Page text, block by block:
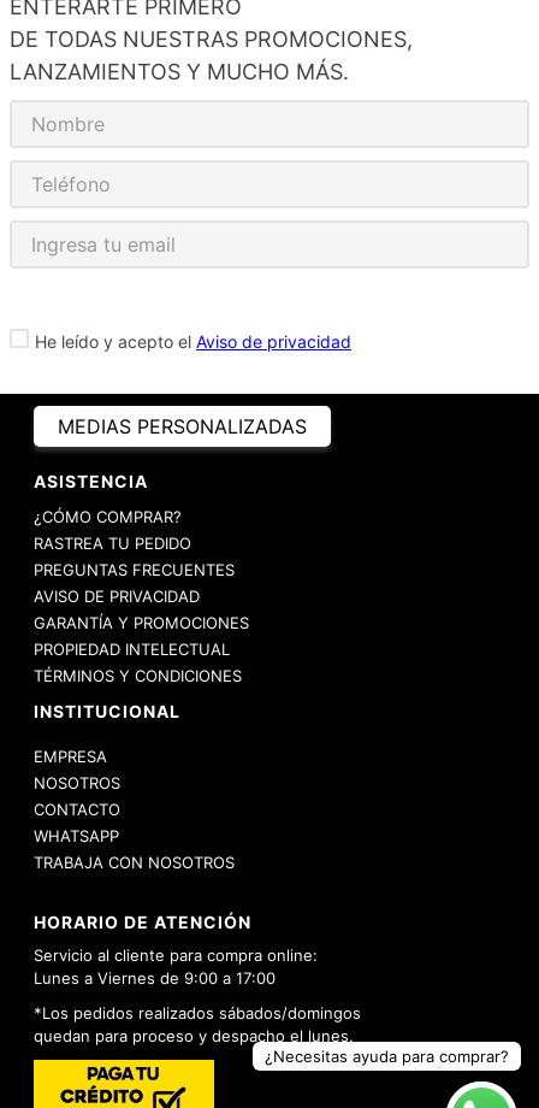
¿Necesitas ayuda para comprar?
ENTERARTE PRIMERO
DE TODAS NUESTRAS PROMOCIONES,
LANZAMIENTOS Y MUCHO MÁS.
He leído y acepto el Aviso de privacidad
MEDIAS PERSONALIZADAS
ASISTENCIA
¿CÓMO COMPRAR?
RASTREA TU PEDIDO
PREGUNTAS FRECUENTES
AVISO DE PRIVACIDAD
GARANTÍA Y PROMOCIONES
PROPIEDAD INTELECTUAL
TÉRMINOS Y CONDICIONES
INSTITUCIONAL
EMPRESA
NOSOTROS
CONTACTO
WHATSAPP
TRABAJA CON NOSOTROS
HORARIO DE ATENCIÓN
Servicio al cliente para compra online:
Lunes a Viernes de 9:00 a 17:00
*Los pedidos realizados sábados/domingos
quedan para proceso y despacho el lunes.